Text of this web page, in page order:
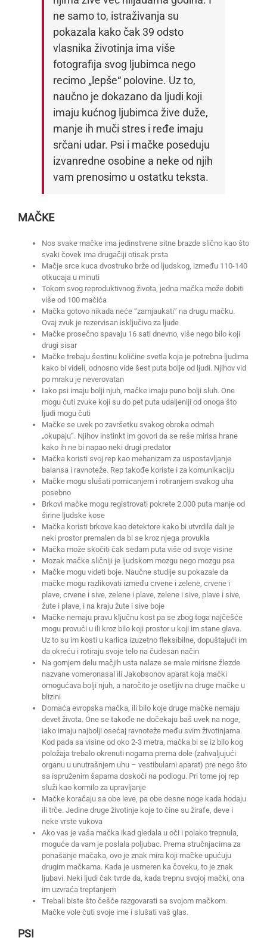
ne samo to, istraživanja su
pokazala kako čak 39 odsto
vlasnika životinja ima više
fotografija svog ljubimca nego
recimo „lepše“ polovine. Uz to,
naučno je dokazano da ljudi koji
imaju kućnog ljubimca žive duže,
manje ih muči stres i ređe imaju
srčani udar. Psi i mačke poseduju
izvanredne osobine a neke od njih
vam prenosimo u ostatku teksta.
MAČKE
Nos svake mačke ima jedinstvene sitne brazde slično kao što
svaki čovek ima drugačiji otisak prsta
Mačje srce kuca dvostruko brže od ljudskog, između 110-140
otkucaja u minuti
Tokom svog reproduktivnog života, jedna mačka može dobiti
više od 100 mačića
Mačka gotovo nikada neće “zamjaukati” na drugu mačku.
Ovaj zvuk je rezervisan isključivo za ljude
Mačke prosečno spavaju 16 sati dnevno, više nego bilo koji
drugi sisar
Mačke trebaju šestinu količine svetla koja je potrebna ljudima
kako bi videli, odnosno vide šest puta bolje od ljudi. Njihov vid
po mraku je neverovatan
Iako psi imaju bolji njuh, mačke imaju puno bolji sluh. One
mogu čuti zvuke koji su do pet puta udaljeniji od onoga što
ljudi mogu čuti
Mačke se uvek po završetku svakog obroka odmah
„okupaju“. Njihov instinkt im govori da se reše mirisa hrane
kako ih ne bi napao neki drugi predator
Mačka koristi svoj rep kao mehanizam za uspostavljanje
balansa i ravnoteže. Rep takođe koriste i za komunikaciju
Mačke mogu slušati pomicanjem i rotiranjem svakog uha
posebno
Brkovi mačke mogu registrovati pokrete 2.000 puta manje od
širine ljudske kose
Mačka koristi brkove kao detektore kako bi utvrdila dali je
neki prostor premalen da bi se kroz njega provukla
Mačka može skočiti čak sedam puta više od svoje visine
Mozak mačke sličniji je ljudskom mozgu nego mozgu psa
Mačke mogu videti boje. Naučne studije su pokazale da
mačke mogu razlikovati između crvene i zelene, crvene i
plave, crvene i sive, zelene i plave, zelene i sive, plave i sive,
žute i plave, i na kraju žute i sive boje
Mačke nemaju pravu ključnu kost pa se zbog toga najčešće
mogu provući u ili kroz bilo koji prostor u koji im stane glava.
Uz to su im kosti u karlica izuzetno fleksibilne, dopuštajući im
da okreću i rotiraju svoje telo na čudesan način
Na gornjem delu mačjih usta nalaze se male mirisne žlezde
nazvane vomeronasal ili Jakobsonov aparat koja mački
omogućava bolji njuh, a naročito je osetljiv na druge mačke u
blizini
Domaća evropska mačka, ili bilo koje druge mačke nemaju
devet života. One se takođe ne dočekaju baš uvek na noge,
iako imaju najbolji osećaj ravnoteže među svim životinjama.
Kod pada sa visine od oko 2-3 metra, mačka bi se iz bilo kog
položaja trebalo okrenuti nogama prema dole (zahvaljujući
organu u unutrašnjem uhu – vestibularni aparat) pre nego što
sa ispruženim šapama doskoči na podlogu. Pri tome joj rep
služi kao kormilo za upravljanje
Mačke koračaju sa obe leve, pa obe desne noge kada hodaju
ili trče. Jedine druge životinje koje to čine su žirafe, deve i
neke vrste vukova
Ako vas je vaša mačka ikad gledala u oči i polako trepnula,
moguće da vam je poslala poljubac. Prema stručnjacima za
ponašanje mačaka, ovo je znak mira koji mačke upućuju
drugim mačkama. Kada je usmeren ka čoveku, to je znak
ljubavi. Neki ljudi čak tvrde da, kada trepnu svojoj mački, ona
im uzvraća treptanjem
Trebali biste što češće razgovarati sa svojom mačkom.
Mačke vole čuti svoje ime i slušati vaš glas.
PSI